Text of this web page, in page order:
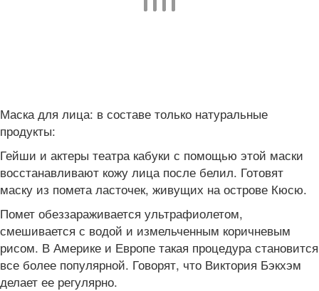
Маска для лица: в составе только натуральные
продукты:
Гейши и актеры театра кабуки с помощью этой маски
восстанавливают кожу лица после белил. Готовят
маску из помета ласточек, живущих на острове Кюсю.
Помет обеззараживается ультрафиолетом,
смешивается с водой и измельченным коричневым
рисом. В Америке и Европе такая процедура становится
все более популярной. Говорят, что Виктория Бэкхэм
делает ее регулярно.